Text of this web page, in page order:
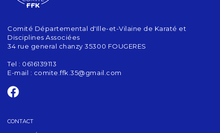
Comité Départemental d'Ille-et-Vilaine de Karaté et
Disciplines Associées
34 rue general chanzy 35300 FOUGERES
Tel : 0616139113
E-mail : comite.ffk.35@gmail.com
CONTACT